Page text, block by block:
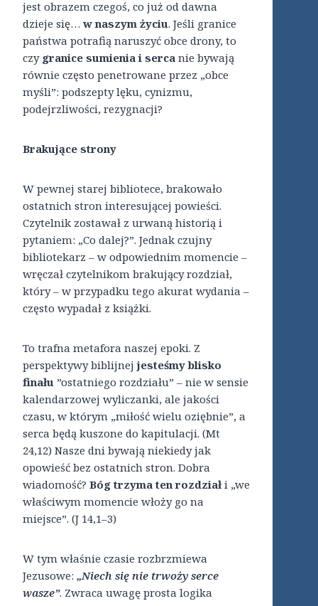
jest obrazem czegoś, co już od dawna
dzieje się… w naszym życiu. Jeśli granice
państwa potrafią naruszyć obce drony, to
czy granice sumienia i serca nie bywają
równie często penetrowane przez „obce
myśli”: podszepty lęku, cynizmu,
podejrzliwości, rezygnacji?
Brakujące strony
W pewnej starej bibliotece, brakowało
ostatnich stron interesującej powieści.
Czytelnik zostawał z urwaną historią i
pytaniem: „Co dalej?”. Jednak czujny
bibliotekarz – w odpowiednim momencie –
wręczał czytelnikom brakujący rozdział,
który – w przypadku tego akurat wydania –
często wypadał z książki.
To trafna metafora naszej epoki. Z
perspektywy biblijnejjesteśmy blisko
finału ”ostatniego rozdziału” – nie w sensie
kalendarzowej wyliczanki, ale jakości
czasu, w którym „miłość wielu oziębnie”, a
serca będą kuszone do kapitulacji. (Mt
24,12) Nasze dni bywają niekiedy jak
opowieść bez ostatnich stron. Dobra
wiadomość? Bóg trzyma ten rozdział i „we
właściwym momencie włoży go na
miejsce”. (J 14,1–3)
W tym właśnie czasie rozbrzmiewa
Jezusowe: „Niech się nie trwoży serce
wasze”. Zwraca uwagę prosta logika